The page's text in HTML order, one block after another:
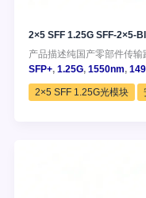
2×5 SFF 1.25G SFF-2×5-
产品描述纯国产零部件传
SFP+,1.25G,1550nm,
2×5 SFF 1.25G光模块